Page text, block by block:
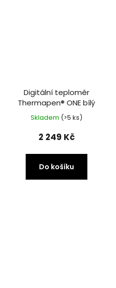
Digitální teploměr
Thermapen® ONE bílý
Skladem (>5 ks)
2 249 Kč
Do košíku